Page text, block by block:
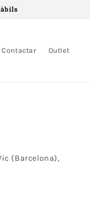
Contactar Outlet
(Barcelona),